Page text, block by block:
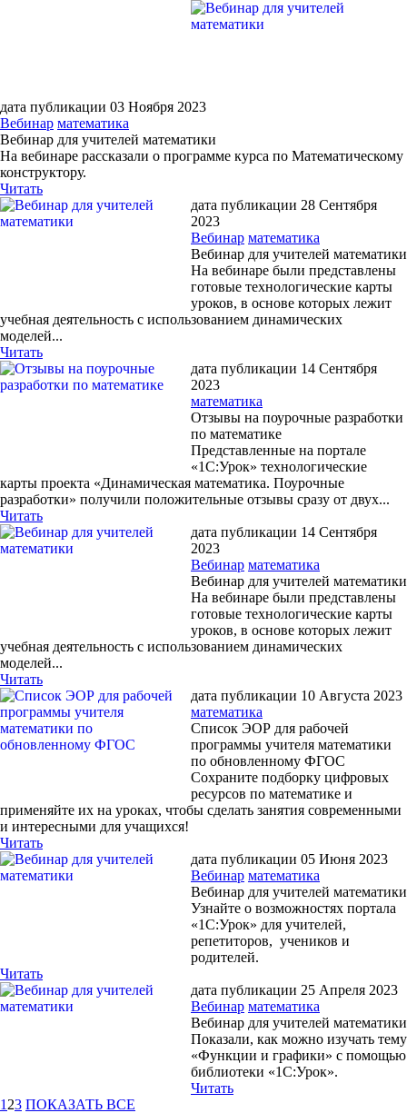
дата публикации 03 Ноября 2023
Вебинар математика
Вебинар для учителей математики
На вебинаре рассказали о программе курса по Математическому
конструктору.
Читать
дата публикации 28 Сентября
2023
Вебинар математика
Вебинар для учителей математики
На вебинаре были представлены
готовые технологические карты
уроков, в основе которых лежит
учебная деятельность с использованием динамических
моделей...
Читать
дата публикации 14 Сентября
2023
математика
Отзывы на поурочные разработки
по математике
Представленные на портале
«1С:Урок» технологические
карты проекта «Динамическая математика. Поурочные
разработки» получили положительные отзывы сразу от двух...
Читать
дата публикации 14 Сентября
2023
Вебинар математика
Вебинар для учителей математики
На вебинаре были представлены
готовые технологические карты
уроков, в основе которых лежит
учебная деятельность с использованием динамических
моделей...
Читать
дата публикации 10 Августа 2023
математика
Список ЭОР для рабочей
программы учителя математики
по обновленному ФГОС
Сохраните подборку цифровых
ресурсов по математике и
применяйте их на уроках, чтобы сделать занятия современными
и интересными для учащихся!
Читать
дата публикации 05 Июня 2023
Вебинар математика
Вебинар для учителей математики
Узнайте о возможностях портала
«1С:Урок» для учителей,
репетиторов, учеников и
родителей.
Читать
дата публикации 25 Апреля 2023
Вебинар математика
Вебинар для учителей математики
Показали, как можно изучать тему
«Функции и графики» с помощью
библиотеки «1С:Урок».
Читать
1 23 ПОКАЗАТЬ ВСЕ